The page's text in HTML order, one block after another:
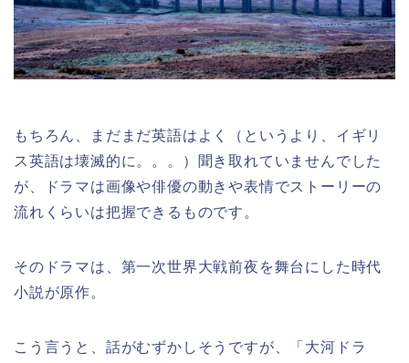
もちろん、まだまだ英語はよく（というより、イギリ
ス英語は壊滅的に。。。）聞き取れていませんでした
が、ドラマは画像や俳優の動きや表情でストーリーの
流れくらいは把握できるものです。
そのドラマは、第一次世界大戦前夜を舞台にした時代
小説が原作。
こう言うと、話がむずかしそうですが、「大河ドラ